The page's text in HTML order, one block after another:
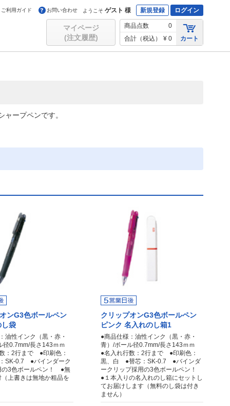
ご利用ガイド お問い合わせ ようこそ ゲスト 様 新規登録 ログイン
マイページ
(注文履歴)
商品点数
0
合計（税込）
¥ 0 カート
ープペンです。
ンG3色ボールペン
袋
油性インク（黒・赤・
径0.7mm/長さ143ｍｍ
：2行まで ●印刷色：
SK-0.7 ●バインダーク
の3色ボールペン！ ●無
上書きは無地か粗品を
クリップオンG3色ボールペン
ピンク 名入れのし箱1
●商品仕様：油性インク（黒・赤・
青）/ボール径0.7mm/長さ143ｍｍ
●名入れ行数：2行まで ●印刷色：
黒、白 ●替芯：SK-0.7 ●バインダ
ークリップ採用の3色ボールペン！
●１本入りの名入れのし箱にセットし
てお届けします（無料のし袋は付き
ません）